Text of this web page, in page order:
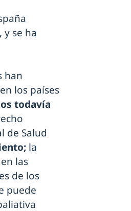
se ha
han
los países
todavía
de Salud
la
las
de los
puede